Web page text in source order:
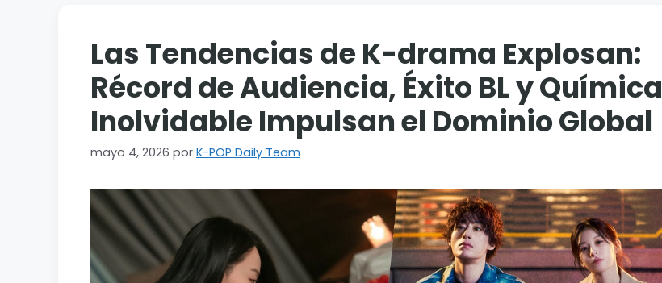
Las Tendencias de K-drama Explosan:
Récord de Audiencia, Éxito BL y Química
Inolvidable Impulsan el Dominio Global
mayo 4, 2026 por K-POP Daily Team